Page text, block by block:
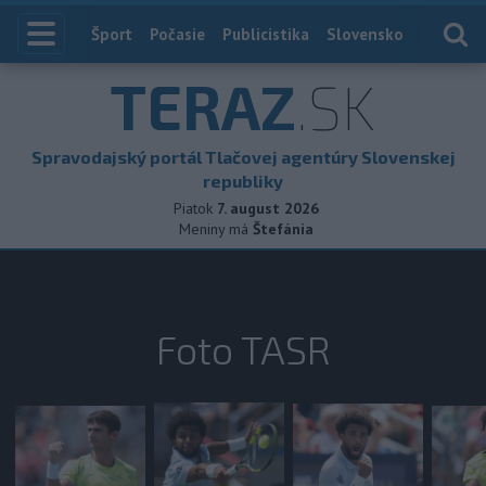
Index
Šport Počasie Publicistika Slovensko
TERAZ.SK
Spravodajský portál Tlačovej agentúry Slovenskej
republiky
Piatok 7. august 2026
Meniny má Štefánia
Foto TASR